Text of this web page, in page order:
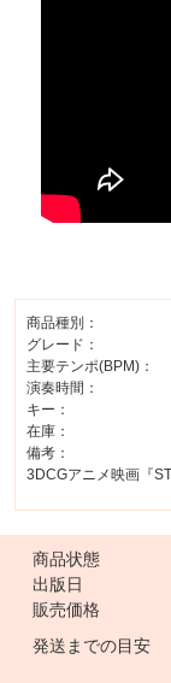
商品種別：
グレード：
主要テンポ(BPM)：
演奏時間：
キー：
在庫：
備考：
3DCGアニメ映画『
商品状態
出版日
販売価格
発送までの目安